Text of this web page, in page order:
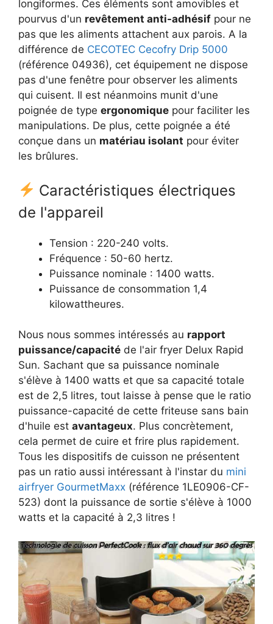
longiformes. Ces éléments sont amovibles et
pourvus d'un revêtement anti-adhésif pour ne
pas que les aliments attachent aux parois. A la
différence de CECOTEC Cecofry Drip 5000
(référence 04936), cet équipement ne dispose
pas d'une fenêtre pour observer les aliments
qui cuisent. Il est néanmoins munit d'une
poignée de type ergonomique pour faciliter les
manipulations. De plus, cette poignée a été
conçue dans un matériau isolant pour éviter
les brûlures.
Caractéristiques électriques
de l'appareil
Tension : 220-240 volts.
Fréquence : 50-60 hertz.
Puissance nominale : 1400 watts.
Puissance de consommation 1,4
kilowattheures.
Nous nous sommes intéressés au rapport
puissance/capacité de l'air fryer Delux Rapid
Sun. Sachant que sa puissance nominale
s'élève à 1400 watts et que sa capacité totale
est de 2,5 litres, tout laisse à pense que le ratio
puissance-capacité de cette friteuse sans bain
d'huile est avantageux. Plus concrètement,
cela permet de cuire et frire plus rapidement.
Tous les dispositifs de cuisson ne présentent
pas un ratio aussi intéressant à l'instar du mini
airfryer GourmetMaxx (référence 1LE0906-CF-
523) dont la puissance de sortie s'élève à 1000
watts et la capacité à 2,3 litres !